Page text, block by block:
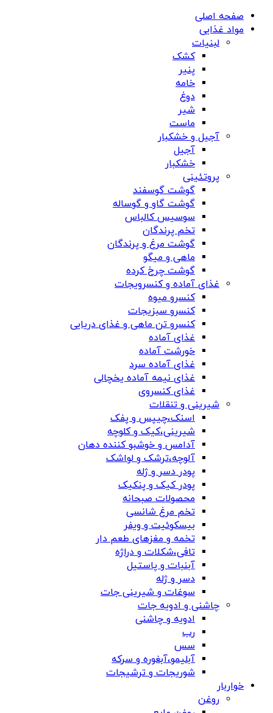
صفحه اصلی
مواد غذایی
لبنیات
کشک
پنیر
خامه
دوغ
شیر
ماست
آجیل و خشکبار
آجیل
خشکبار
پروتئینی
گوشت گوسفند
گوشت گاو و گوساله
سوسیس کالباس
تخم پرندگان
گوشت مرغ و پرندگان
ماهی و میگو
گوشت چرخ کرده
غذای آماده و کنسرویجات
کنسرو میوه
کنسرو سبزیجات
کنسرو تن ماهی و غذای دریایی
غذای آماده
خورشت آماده
غذای آماده سرد
غذای نیمه آماده یخچالی
غذای کنسروی
شیرینی و تنقلات
اسنک،چیپس و پفک
شیرینی،کیک و کلوچه
آدامس و خوشبو کننده دهان
آلوچه،ترشک و لواشک
پودر دسر و ژله
پودر کیک و پنکیک
محصولات صبحانه
تخم مرغ شانسی
بیسکوئیت و ویفر
تخمه و مغزهای طعم دار
تافی،شکلات و دراژه
آبنبات و پاستیل
دسر و ژله
سوغات و شیرینی جات
چاشنی و ادویه جات
ادویه و چاشنی
رب
سس
آبلیمو،آبغوره و سرکه
شوریجات و ترشیجات
خواربار
روغن